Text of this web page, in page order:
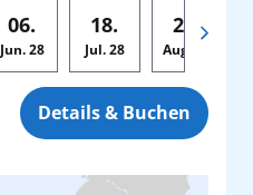
06.
Jun.28
18.
Jul.28
29.
Aug.
Details & Buchen